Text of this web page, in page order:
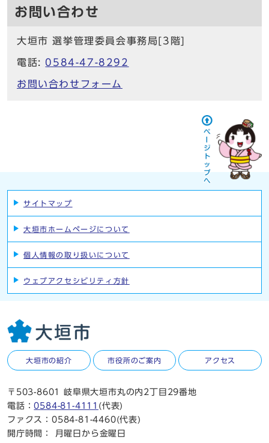
お問い合わせ
大垣市 選挙管理委員会事務局[3階]
電話: 0584-47-8292
お問い合わせフォーム
サイトマップ
大垣市ホームページについて
個人情報の取り扱いについて
ウェブアクセシビリティ方針
大垣市の紹介 市役所のご案内 アクセス
〒503-8601 岐阜県大垣市丸の内2丁目29番地
電話：0584-81-4111 (代表)
ファクス：0584-81-4460(代表)
開庁時間：
月曜日から金曜日